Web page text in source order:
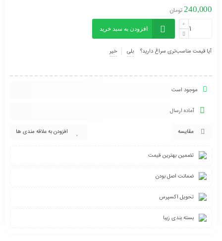
240,000 تومان
افزودن به سبد خرید
آیا قیمت مناسب‌تری سراغ دارید؟ بلی خیر
موجود است
آماده ارسال
مقایسه افزودن به علاقه مندی ها
تضمین بهترین قیمت
ضمانت اصل بودن
تحویل اکسپرس
بسته بندی زیبا